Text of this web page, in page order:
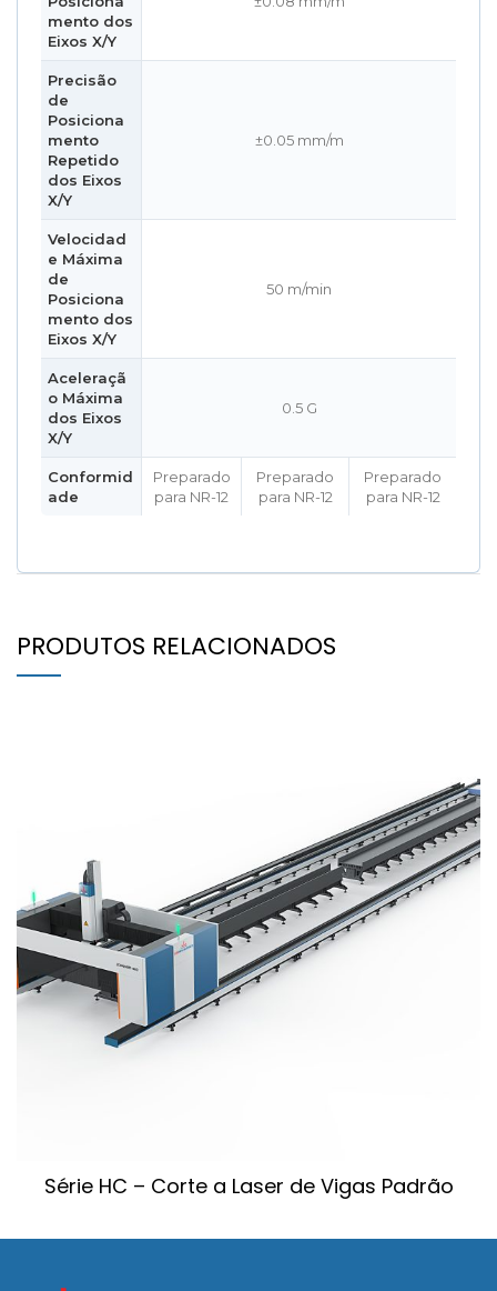
mento dos
Eixos X/Y
Precisão
de
Posiciona
mento
Repetido
dos Eixos
X/Y
±0.05 mm/m
Velocidad
e Máxima
de
Posiciona
mento dos
Eixos X/Y
50 m/min
Aceleraçã
o Máxima
dos Eixos
X/Y
0.5 G
Conformid
ade
Preparado
para NR-12
Preparado
para NR-12
Preparado
para NR-12
PRODUTOS RELACIONADOS
Série HC – Corte a Laser de Vigas Padrão